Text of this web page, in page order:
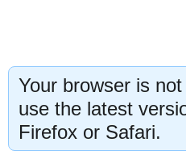
Your browser is
use the latest
Firefox or Safari.